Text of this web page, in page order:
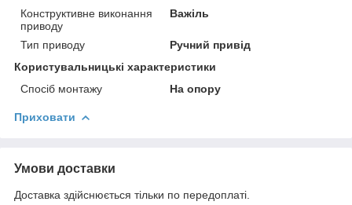
Конструктивне виконання
приводу
Важіль
Тип приводу
Ручний привід
Користувальницькі характеристики
Спосіб монтажу
На опору
Приховати
Умови доставки
Доставка здійснюється тільки по передоплаті.